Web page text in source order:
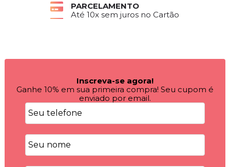
PARCELAMENTO
Até 10x sem juros no Cartão
Inscreva-se agora!
Ganhe 10% em sua primeira compra! Seu cupom é
enviado por email.